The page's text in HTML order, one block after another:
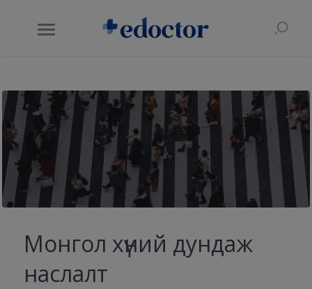
Монгол хүний дундаж
наслалт